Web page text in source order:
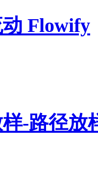
Flowify
-路径放